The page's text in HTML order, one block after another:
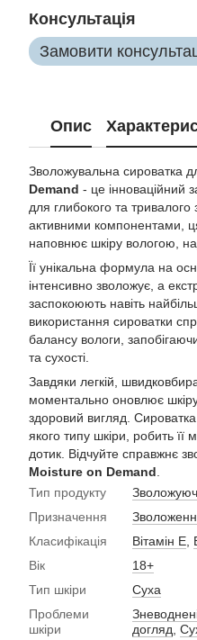
Консультація
Замовити
Опис
Зволожувальна сироватка
Demand - це інноваційний
для глибокого та
активними компонентами,
наповнює шкіру вологою,
Її унікальна формула на
інтенсивно зволожує, а
заспокоюють навіть
використання сироватки
балансу вологи,
та сухості.
Завдяки легкій,
моментально оновлює
здоровий вигляд.
якого типу шкіри, робить
дотик. Відчуйте справжнє
Moisture on Demand
Тип продукту
Призначення
Класифікація
Вітамін Е
Вік
18+
Тип шкіри
Суха
Проблеми
шкіри
догляд